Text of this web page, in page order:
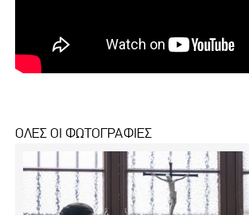
ΟΛΕΣ ΟΙ ΦΩΤΟΓΡΑΦΙΕΣ